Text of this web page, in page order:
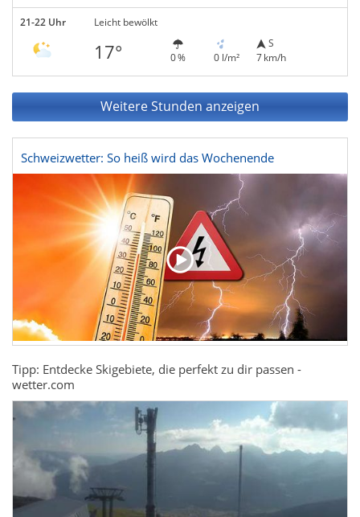
21-22 Uhr Leicht bewölkt
17° 0 % 0 l/m²
S
7 km/h
Weitere Stunden anzeigen
Schweizwetter: So heiß wird das Wochenende
Tipp: Entdecke Skigebiete, die perfekt zu dir passen -
wetter.com